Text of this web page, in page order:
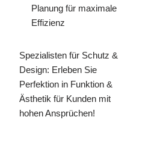
Planung für maximale
Effizienz
Spezialisten für Schutz &
Design: Erleben Sie
Perfektion in Funktion &
Ästhetik für Kunden mit
hohen Ansprüchen!